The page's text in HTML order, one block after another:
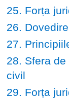
25. Forța
26.
27.
28. Sfera
civil
29. Forța